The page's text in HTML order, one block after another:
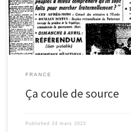
guerre d’indépendance algérienne »,
duré 8 ans, de 1954 à 1962, en
1830, puis divisée en départements
[…]
FRANCE
Ça coule de source
Published 24 mars 2022